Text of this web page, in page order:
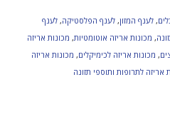
, לענף המזון, לענף הפלסטיקה, לענף
, מכונות אריזה אוטומטיות, מכונות אריזה
, מכונות אריזה לכימיקלים, מכונות אריזה
אריזה לתרופות ותוספי תזונה